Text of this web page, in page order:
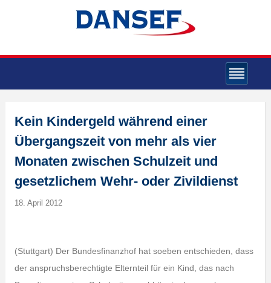
Kein Kindergeld während einer
Übergangszeit von mehr als vier
Monaten zwischen Schulzeit und
gesetzlichem Wehr- oder Zivildienst
18. April 2012
(Stuttgart) Der Bundesfinanzhof hat soeben entschieden, dass
der anspruchsberechtigte Elternteil für ein Kind, das nach